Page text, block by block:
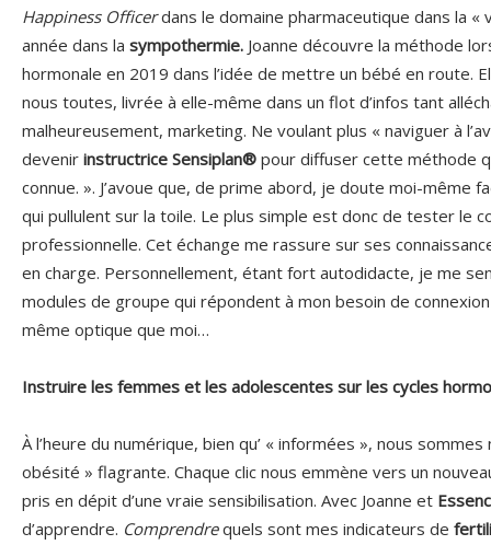
Happiness Officerdans le domaine pharmaceutique dans la «
année dans la sympothermie. Joanne découvre la méthode
hormonale en 2019 dans l’idée de mettre un bébé en route.
nous toutes, livrée à elle-même dans un flot d’infos tant
malheureusement, marketing. Ne voulant plus « naviguer à
devenir instructrice Sensiplan® pour diffuser cette méthode
connue. ». J’avoue que, de prime abord, je doute moi-même
qui pullulent sur la toile. Le plus simple est donc de tester le
professionnelle. Cet échange me rassure sur ses
en charge. Personnellement, étant fort autodidacte, je me
modules de groupe qui répondent à mon besoin de
même optique que moi…
Instruire les femmes et les adolescentes sur les cycles
À l’heure du numérique, bien qu’ « informées », nous
obésité » flagrante. Chaque clic nous emmène vers un
pris en dépit d’une vraie sensibilisation. Avec Joanne et
d’apprendre. Comprendrequels sont mes indicateurs de